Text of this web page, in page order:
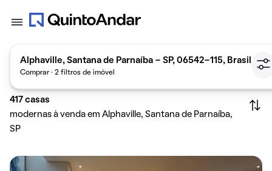
Alphaville, Santana de Parnaíba - SP, 06542-115, Brasil
Comprar · 2 filtros de imóvel
417 casas
modernas à venda em Alphaville, Santana de Parnaíba,
SP